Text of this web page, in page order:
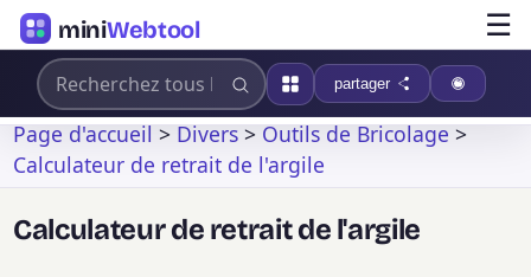
miniWebtool ☰
partager
Page d'accueil>Divers>Outils de Bricolage>
Calculateur de retrait de l'argile
Calculateur de retrait de l'argile